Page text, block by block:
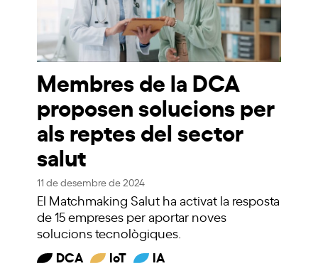
Membres de la DCA
proposen solucions per
als reptes del sector
salut
11 de desembre de 2024
El Matchmaking Salut ha activat la resposta
de 15 empreses per aportar noves
solucions tecnològiques.
DCA IoT
IA